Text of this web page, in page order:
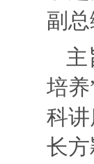
副
主
培
科
长